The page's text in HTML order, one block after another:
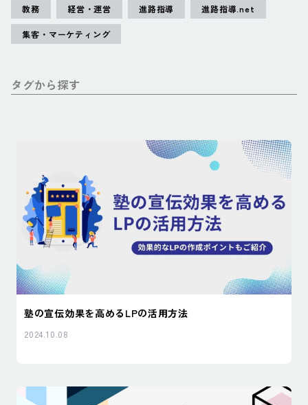
教務 経営・運営 進路指導 進路指導.net
集客・マーケティング
タグから探す
塾の宣伝効果を高めるLPの活用方法
2024.10.08